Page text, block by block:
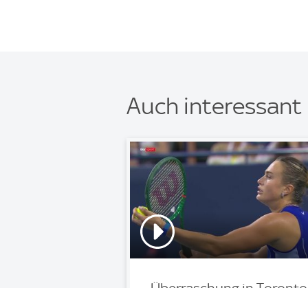
Auch interessant